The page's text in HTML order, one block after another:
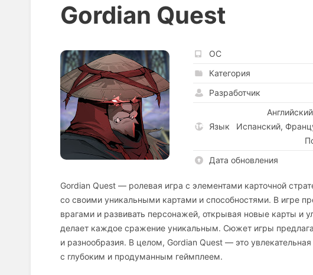
Gordian Quest
ОС
Категория
Разработчик
Язык
Испанский,
Дата обновления
Gordian Quest — ролевая игра с элементами карточной
со своими уникальными картами и способностями. В игре
врагами и развивать персонажей, открывая новые карты и
делает каждое сражение уникальным. Сюжет игры
и разнообразия. В целом, Gordian Quest — это
с глубоким и продуманным геймплеем.